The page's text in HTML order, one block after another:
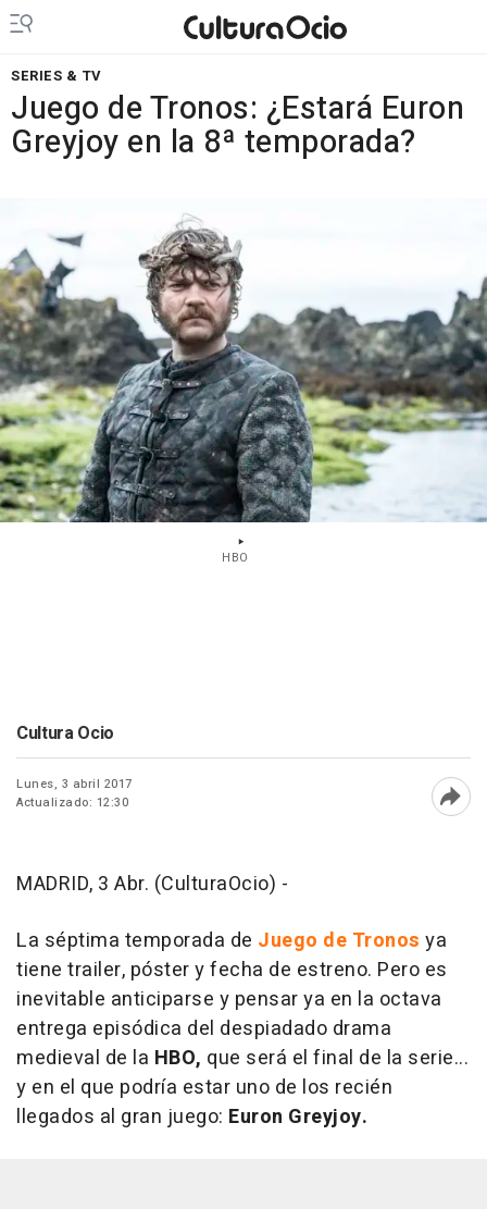
SERIES & TV
Juego de Tronos: ¿Estará Euron
Greyjoy en la 8ª temporada?
HBO
Cultura Ocio
Lunes, 3 abril 2017
Actualizado: 12:30
MADRID, 3 Abr. (CulturaOcio) -
La séptima temporada de Juego de Tronos ya
tiene trailer, póster y fecha de estreno. Pero es
inevitable anticiparse y pensar ya en la octava
entrega episódica del despiadado drama
medieval de la HBO, que será el final de la serie...
y en el que podría estar uno de los recién
llegados al gran juego: Euron Greyjoy.